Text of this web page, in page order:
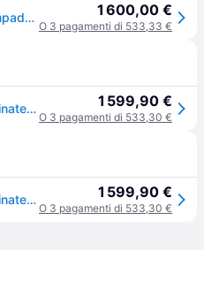
Flos - Coordinates Floor - Lampada da terra - Champagne 1 600,00 €
O 3 pagamenti di 533,33 €
Flos - Lampada a stelo Coordinates - Metallo - alluminio estruso - Designer Michael Anastassiades 1 599,90 €
O 3 pagamenti di 533,30 €
Flos - Lampada a stelo Coordinates - Metallo - alluminio estruso - Designer Michael Anastassiades 1 599,90 €
O 3 pagamenti di 533,30 €